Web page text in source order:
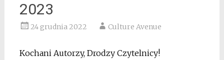
2023
24 grudnia 2022 Culture Avenue
Kochani Autorzy, Drodzy Czytelnicy!